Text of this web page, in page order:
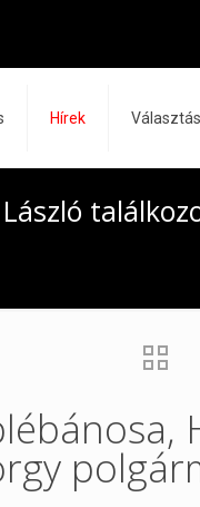
Hírek